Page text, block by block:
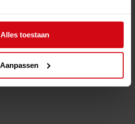
Alles toestaan
Aanpassen